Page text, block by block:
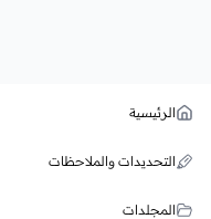
الرئيسية
التحديدات والملاحظات
المجلدات